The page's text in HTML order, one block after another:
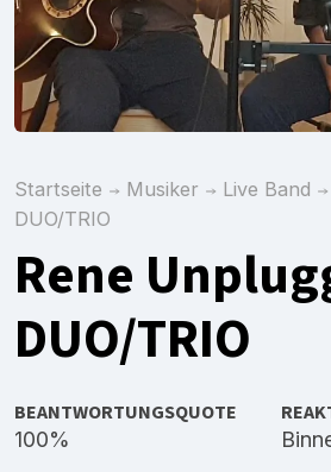
Startseite Musiker Live Band
DUO/TRIO
Rene
DUO/TRIO
BEANTWORTUNGSQUOTE
100%